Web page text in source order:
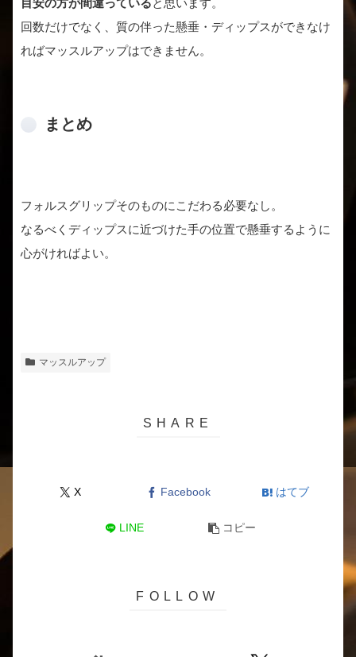
目安の方が間違っていると思います。
回数だけでなく、質の伴った懸垂・ディップスができなけ
ればマッスルアップはできません。
まとめ
フォルスグリップそのものにこだわる必要なし。
なるべくディップスに近づけた手の位置で懸垂するように
心がければよい。
マッスルアップ
X Facebook はてブ
LINE コピー